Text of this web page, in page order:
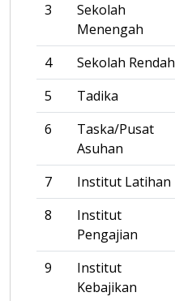
3
Sekolah
Menengah
4 Sekolah Rendah
5
Tadika
6
Taska/Pusat
Asuhan
7 Institut Latihan
8
Institut
Pengajian
9
Institut
Kebajikan